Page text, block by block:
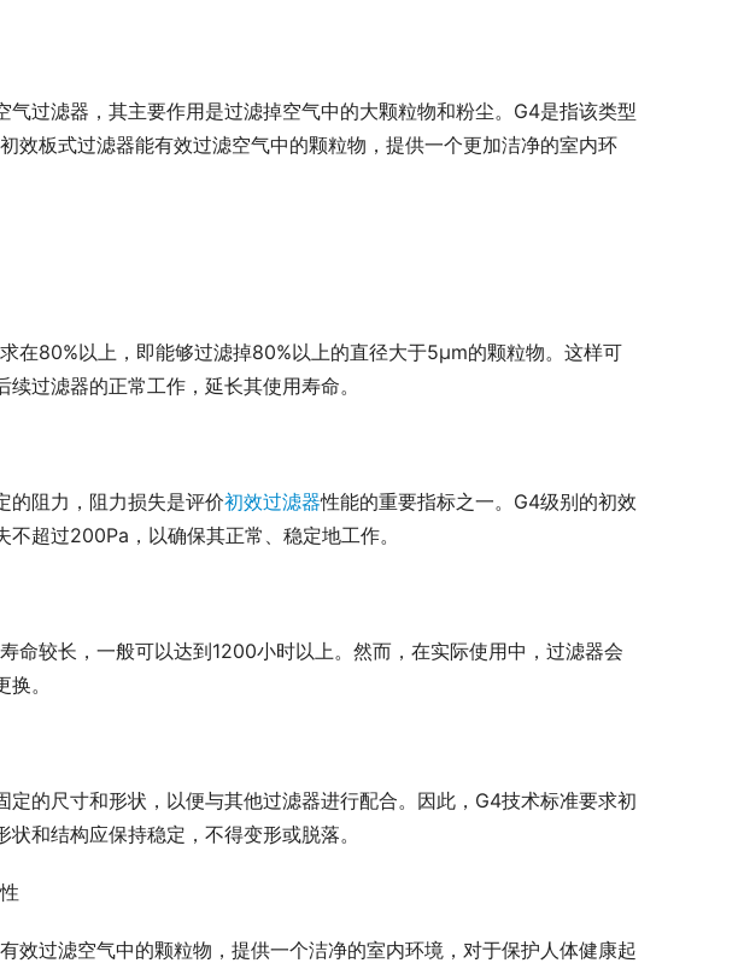
过滤器，其主要作用是过滤掉空气中的大颗粒物和粉尘。G4是指该类型
效板式过滤器能有效过滤空气中的颗粒物，提供一个更加洁净的室内环
在80%以上，即能够过滤掉80%以上的直径大于5μm的颗粒物。这样可
过滤器的正常工作，延长其使用寿命。
的阻力，阻力损失是评价初效过滤器性能的重要指标之一。G4级别的初效
超过200Pa，以确保其正常、稳定地工作。
命较长，一般可以达到1200小时以上。然而，在实际使用中，过滤器会
。
的尺寸和形状，以便与其他过滤器进行配合。因此，G4技术标准要求初
和结构应保持稳定，不得变形或脱落。
效过滤空气中的颗粒物，提供一个洁净的室内环境，对于保护人体健康起